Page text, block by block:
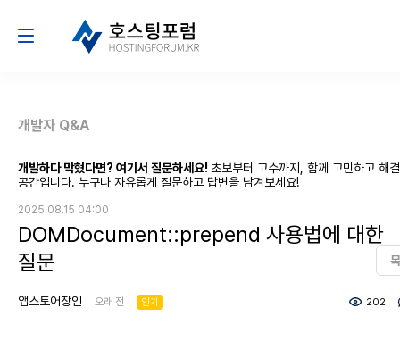
개발자 Q&A
개발하다 막혔다면? 여기서 질문하세요! 초보부터 고수까지, 함께 고민하고 해
공간입니다. 누구나 자유롭게 질문하고 답변을 남겨보세요!
2025.08.15 04:00
DOMDocument::prepend 사용법에 대한
질문
앱스토어장인 오래 전 인기 202